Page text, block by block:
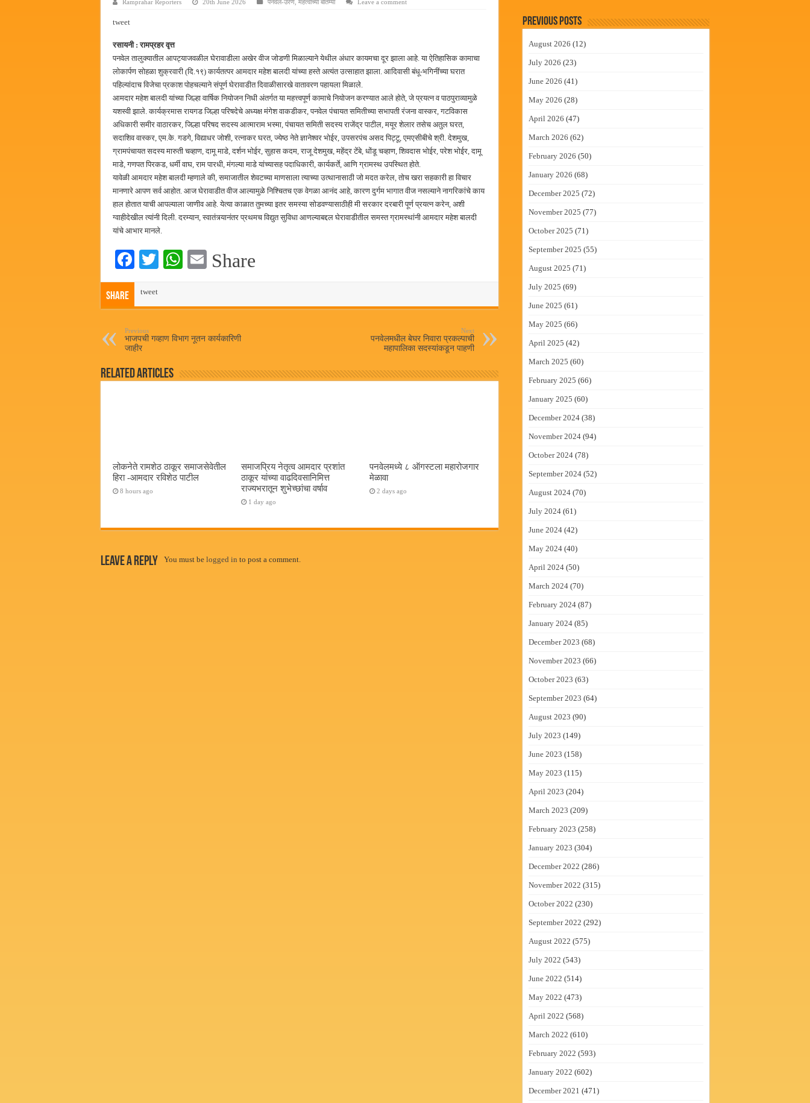
छत्रपती शिवाजी महाराज महाराजस्व समाधान शिबिरास पनवेलमध्ये उत्स्फूर्त प्रतिसाद
बाल्मर लॉरी आणि शेल इंडियातील कंत्राटी कामगारांना भरघोस पगारवाढ
Ramprahar Reporters 20th June 2026 पनवेल-उरण महत्वाच्या बातम्या Leave a comment
tweet
रसायनी : रामप्रहर वृत्त
पनवेल तालुक्यातील आपट्याजवळील घेरावाडीला अखेर वीज जोडणी मिळाल्याने येथील अंधार कायमचा दूर झाला आहे. या ऐतिहासिक कामाचा
लोकार्पण सोहळा शुक्रवारी (दि.१९) कार्यतत्पर आमदार महेश बालदी यांच्या हस्ते अत्यंत उत्साहात झाला. आदिवासी बंधू-भगिनींच्या घरात
पहिल्यांदाच विजेचा प्रकाश पोहचल्याने संपूर्ण घेरावाडीत दिवाळीसारखे वातावरण पहायला मिळाले.
आमदार महेश बालदी यांच्या जिल्हा वार्षिक नियोजन निधी अंतर्गत या महत्त्वपूर्ण कामाचे नियोजन करण्यात आले होते, जे प्रयत्न व पाठपुराव्यामुळे
यशस्वी झाले. कार्यक्रमास रायगड जिल्हा परिषदेचे अध्यक्ष मंगेश वाकडीकर, पनवेल पंचायत समितीच्या सभापती रंजना वास्कर, गटविकास
अधिकारी समीर वाठारकर, जिल्हा परिषद सदस्य आत्माराम भस्मा, पंचायत समिती सदस्य राजेंद्र पाटील, मयूर शेलार तसेच अतुल घरत,
सदाशिव वास्कर, एम.के. गडगे, विद्याधर जोशी, रत्नाकर घरत, ज्येष्ठ नेते ज्ञानेश्वर भोईर, उपसरपंच असद पिट्टू, एमएसीबीचे श्री. देशमुख,
ग्रामपंचायत सदस्य मारुती चव्हाण, दामू माडे, दर्शन भोईर, सुहास कदम, राजू देशमुख, महेंद्र टेंबे, धोंडू चव्हाण, शिवदास भोईर, परेश भोईर, दामू
माडे, गणपत पिरकड, धर्मी वाघ, राम पारधी, मंगल्या माडे यांच्यासह पदाधिकारी, कार्यकर्ते, आणि ग्रामस्थ उपस्थित होते.
यावेळी आमदार महेश बालदी म्हणाले की, समाजातील शेवटच्या माणसाला त्याच्या उत्थानासाठी जो मदत करेल, तोच खरा सहकारी हा विचार
मानणारे आपण सर्व आहोत. आज घेरावाडीत वीज आल्यामुळे निश्चितच एक वेगळा आनंद आहे, कारण दुर्गम भागात वीज नसल्याने नागरिकांचे काय
हाल होतात याची आपल्याला जाणीव आहे. येत्या काळात तुमच्या इतर समस्या सोडवण्यासाठीही मी सरकार दरबारी पूर्ण प्रयत्न करेन, अशी
ग्वाहीदेखील त्यांनी दिली. दरम्यान, स्वातंत्र्यानंतर प्रथमच विद्युत सुविधा आणल्याबद्दल घेरावाडीतील समस्त ग्रामस्थांनी आमदार महेश बालदी
यांचे आभार मानले.
Fa
bo
ok
T
r
W
A
pp
E
Share
Share tweet
Previous
भाजपची गव्हाण विभाग नूतन कार्यकारिणी
जाहीर
Next
पनवेलमधील बेघर निवारा प्रकल्पाची
महापालिका सदस्यांकडून पाहणी
Related Articles
लोकनेते रामशेठ ठाकूर समाजसेवेतील
हिरा -आमदार रविशेठ पाटील
8 hours ago
समाजप्रिय नेतृत्व आमदार प्रशांत
ठाकूर यांच्या वाढदिवसानिमित्त
राज्यभरातून शुभेच्छांचा वर्षाव
1 day ago
पनवेलमध्ये ८ ऑगस्टला महारोजगार
मेळावा
2 days ago
Leave a Reply You must be logged in to post a comment.
Previous Posts
August 2026 (12)
July 2026 (23)
June 2026 (41)
May 2026 (28)
April 2026 (47)
March 2026 (62)
February 2026 (50)
January 2026 (68)
December 2025 (72)
November 2025 (77)
October 2025 (71)
September 2025 (55)
August 2025 (71)
July 2025 (69)
June 2025 (61)
May 2025 (66)
April 2025 (42)
March 2025 (60)
February 2025 (66)
January 2025 (60)
December 2024 (38)
November 2024 (94)
October 2024 (78)
September 2024 (52)
August 2024 (70)
July 2024 (61)
June 2024 (42)
May 2024 (40)
April 2024 (50)
March 2024 (70)
February 2024 (87)
January 2024 (85)
December 2023 (68)
November 2023 (66)
October 2023 (63)
September 2023 (64)
August 2023 (90)
July 2023 (149)
June 2023 (158)
May 2023 (115)
April 2023 (204)
March 2023 (209)
February 2023 (258)
January 2023 (304)
December 2022 (286)
November 2022 (315)
October 2022 (230)
September 2022 (292)
August 2022 (575)
July 2022 (543)
June 2022 (514)
May 2022 (473)
April 2022 (568)
March 2022 (610)
February 2022 (593)
January 2022 (602)
December 2021 (471)